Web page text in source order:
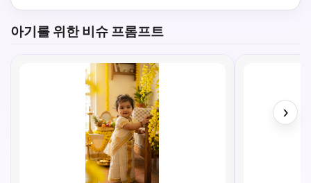
아기를 위한 비슈 프롬프트
›